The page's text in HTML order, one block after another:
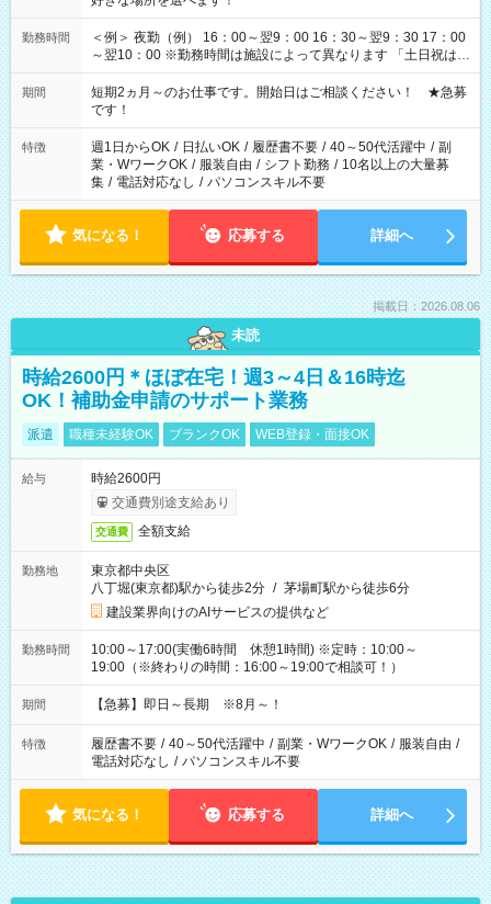
勤務時間
＜例＞ 夜勤（例） 16：00～翌9：00 16：30～翌9：30 17：00
～翌10：00 ※勤務時間は施設によって異なります 「土日祝は休
みたい」 「しっかり稼ぎたい」 「もう少し遅い時間から始めた
い」など ご希望にあったお仕事をご案内いたします。 ※未経験
の方の場合は1～2ヶ月間は日中での仕事を経験いただき、 お
仕事に慣れてからの夜勤になります。 ★家庭の都合でお休みが
必要な場合も遠慮なくご相談ください。
期間
短期2ヵ月～のお仕事です。開始日はご相談ください！ ★急募
です！
特徴 週1日からOK / 日払いOK / 履歴書不要 / 40～50代活躍中 / 副
業・WワークOK / 服装自由 / シフト勤務 / 10名以上の大量募
集 / 電話対応なし / パソコンスキル不要
気になる！ 応募する 詳細へ
掲載日：2026.08.06
未読
時給2600円＊ほぼ在宅！週3～4日＆16時迄
OK！補助金申請のサポート業務
派遣 職種未経験OK ブランクOK WEB登録・面接OK
給与
時給2600円
交通費別途支給あり
交通費 全額支給
勤務地
東京都中央区
八丁堀(東京都)駅から徒歩2分 / 茅場町駅から徒歩6分
建設業界向けのAIサービスの提供など
勤務時間
10:00～17:00(実働6時間 休憩1時間) ※定時：10:00～
19:00（※終わりの時間：16:00～19:00で相談可！）
期間 【急募】即日～長期 ※8月～！
特徴 履歴書不要 / 40～50代活躍中 / 副業・WワークOK / 服装自由 /
電話対応なし / パソコンスキル不要
気になる！ 応募する 詳細へ